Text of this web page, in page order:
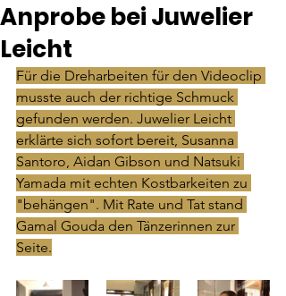
Anprobe bei Juwelier
Leicht
Für die Dreharbeiten für den Videoclip
musste auch der richtige Schmuck
gefunden werden. Juwelier Leicht
erklärte sich sofort bereit, Susanna
Santoro, Aidan Gibson und Natsuki
Yamada mit echten Kostbarkeiten zu
"behängen". Mit Rate und Tat stand
Gamal Gouda den Tänzerinnen zur
Seite.